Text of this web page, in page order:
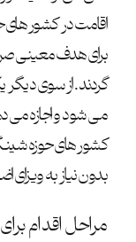
اقامت در کشور های
برای هدف معینی
گردند. از سوی دیگر
می شود و اجازه می
کشور های حوزه
بدون نیاز به ویزای
مراحل اقدام